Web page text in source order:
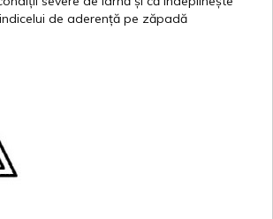
indicelui de aderență pe zăpadă